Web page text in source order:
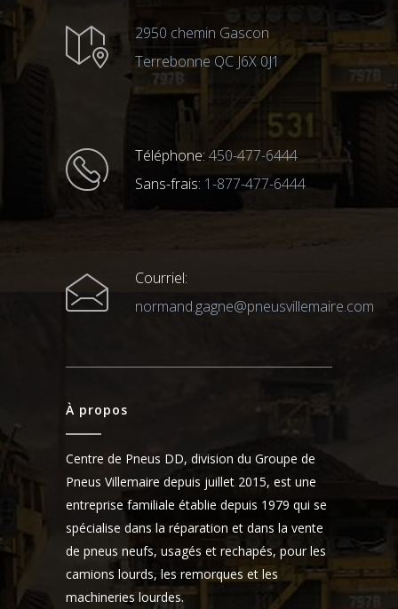
2950 chemin Gascon
Terrebonne QC J6X 0J1
Téléphone: 450-477-6444
Sans-frais: 1-877-477-6444
Courriel:
normand.gagne@pneusvillemaire.com
À propos
Centre de Pneus DD, division du Groupe de
Pneus Villemaire depuis juillet 2015, est une
entreprise familiale établie depuis 1979 qui se
spécialise dans la réparation et dans la vente
de pneus neufs, usagés et rechapés, pour les
camions lourds, les remorques et les
machineries lourdes.